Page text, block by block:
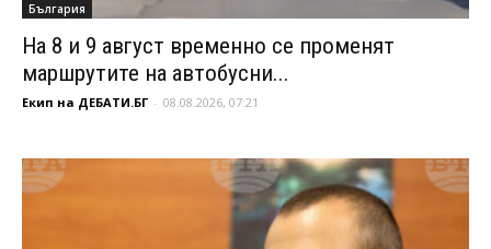
България
На 8 и 9 август временно се променят
маршрутите на автобусни...
Екип на ДЕБАТИ.БГ - 08.08.2026, 07:21